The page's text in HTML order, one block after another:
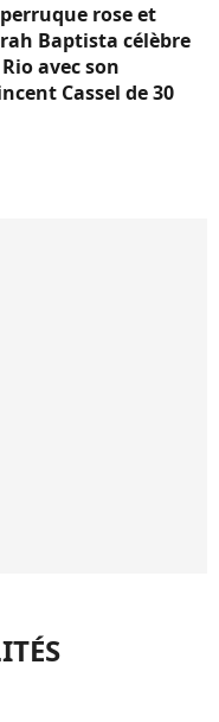
rose et
Baptista célèbre
avec son
Cassel de 30